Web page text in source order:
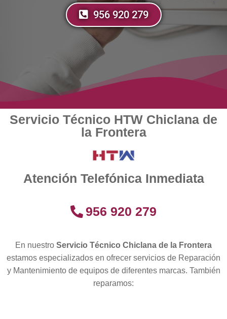
956 920 279
Servicio Técnico HTW Chiclana de
la Frontera
Atención Telefónica Inmediata
956 920 279
En nuestro Servicio Técnico Chiclana de la Frontera
estamos especializados en ofrecer servicios de Reparación
y Mantenimiento de equipos de diferentes marcas. También
reparamos: